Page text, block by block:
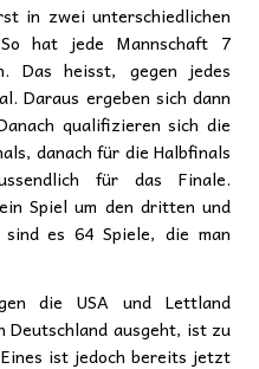
in zwei unterschiedlichen
hat jede Mannschaft 7
Das heisst, gegen jedes
Daraus ergeben sich dann
qualifizieren sich die
danach für die Halbfinals
für das Finale.
Spiel um den dritten und
es 64 Spiele, die man
die USA und Lettland
Deutschland ausgeht, ist zu
ist jedoch bereits jetzt